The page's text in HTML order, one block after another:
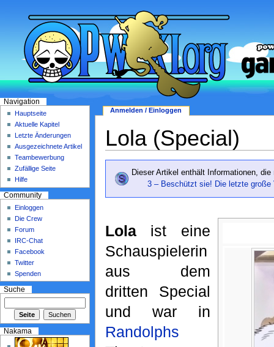
Lola (Special)
Dieser Artikel enthält Informationen,
3 – Beschützt sie! Die letzte große
Lolaist eine
Schauspielerin
aus dem
dritten Special
und war in
Randolphs
Anmelden / Einloggen
Navigation
Hauptseite
Aktuelle Kapitel
Letzte Änderungen
Ausgezeichnete Artikel
Teambewerbung
Zufällige Seite
Hilfe
Community
Einloggen
Die Crew
Forum
IRC-Chat
Facebook
Twitter
Spenden
Suche
Nakama